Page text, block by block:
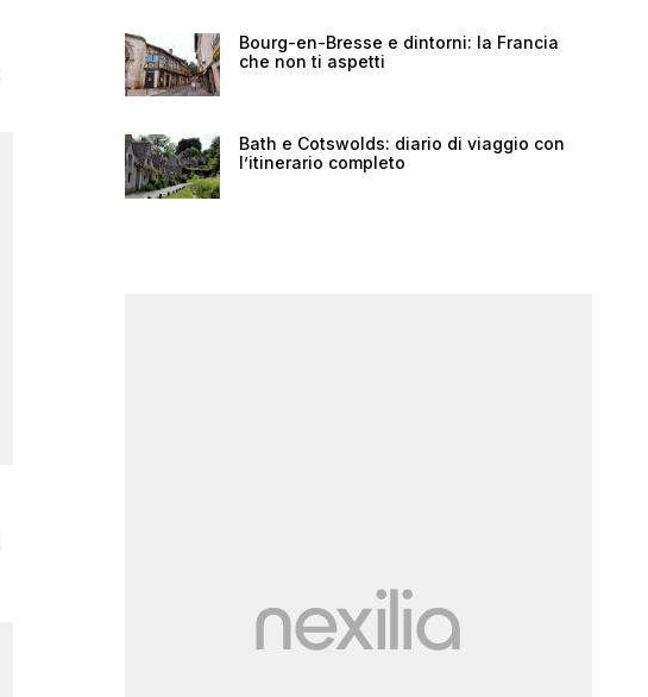
Bourg-en-Bresse e dintorni: la Francia
che non ti aspetti
Bath e Cotswolds: diario di viaggio con
l’itinerario completo